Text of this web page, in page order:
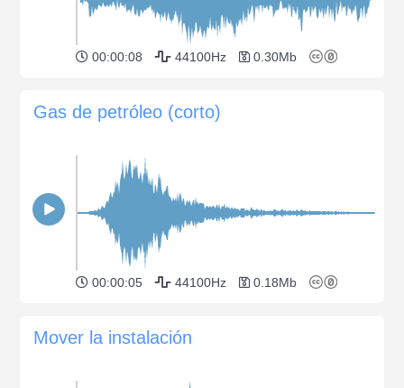
00:00:08 44100Hz 0.30Mb
Gas de petróleo (corto)
00:00:05 44100Hz 0.18Mb
Mover la instalación